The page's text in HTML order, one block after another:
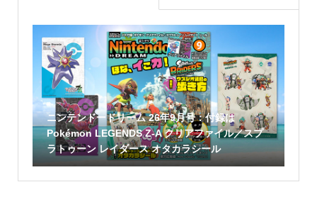
ニンテンドードリーム 26年9月号：付録は
Pokémon LEGENDS Z-A クリアファイル／スプ
ラトゥーン レイダース オタカラシール